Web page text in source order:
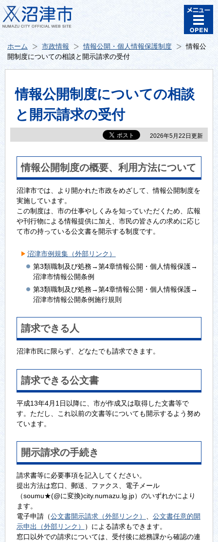
ホーム 市政情報 情報公開・個人情報保護制度
情報公
開制度についての相談と開示請求の受付
情報公開制度についての相談
と開示請求の受付
2026年5月22日更新
情報公開制度の概要、利用方法について
沼津市では、より開かれた市政をめざして、情報公開制度を
実施しています。
この制度は、市の仕事やしくみを知っていただくため、広報
や刊行物による情報提供に加え、市民の皆さんの求めに応じ
て市の持っている公文書を開示する制度です。
沼津市例規集（外部リンク）
第3類職制及び処務→第4章情報公開・個人情報保護→
沼津市情報公開条例
第3類職制及び処務→第4章情報公開・個人情報保護→
沼津市情報公開条例施行規則
請求できる人
沼津市民に限らず、どなたでも請求できます。
請求できる公文書
平成13年4月1日以降に、市が作成又は取得した文書等で
す。ただし、これ以前の文書等についても開示するよう努め
ています。
開示請求の手続き
請求書等に必要事項を記入してください。
提出方法は窓口、郵送、ファクス、電子メール
（soumu★(@に変換)city.numazu.lg.jp）のいずれかにより
ます。
電子申請（公文書開示請求（外部リンク）
公文書任意的開
示申出（外部リンク）
）による請求もできます。
窓口以外での請求については、受付後に総務課から確認の連